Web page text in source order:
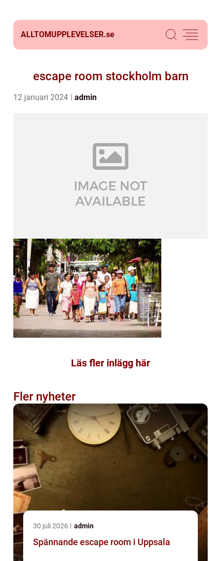
ALLTOMUPPLEVELSER.se
escape room stockholm barn
12 januari 2024 admin
Läs fler inlägg här
Fler nyheter
30 juli 2026 admin
Spännande escape room i Uppsala